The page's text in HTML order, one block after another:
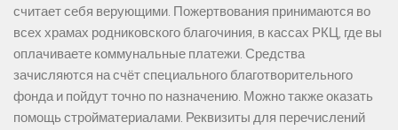
считает себя верующими. Пожертвования принимаются во
всех храмах родниковского благочиния, в кассах РКЦ, где вы
оплачиваете коммунальные платежи. Средства
зачисляются на счёт специального благотворительного
фонда и пойдут точно по назначению. Можно также оказать
помощь стройматериалами. Реквизиты для перечислений